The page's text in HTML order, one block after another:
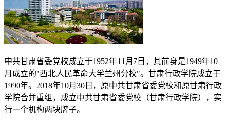
中共甘肃省委党校成立于1952年11月 7 日，其前身是1949年10
月成立的"西北人民革命大学兰州分校"。甘肃行政学院成立于
1990年。 2018年10月 30 日，原中共甘肃省委党校和原甘肃行政
学院合并重组，成立中共甘肃省委党校（甘肃行政学院），实
行一个机构两块牌子。